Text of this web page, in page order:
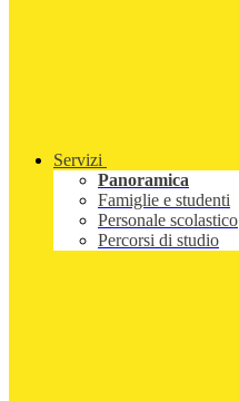
Servizi
Panoramica
Famiglie e studenti
Personale scolastico
Percorsi di studio